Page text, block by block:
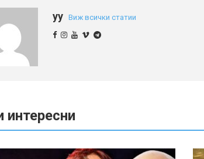
yy Виж всички статии
интересни